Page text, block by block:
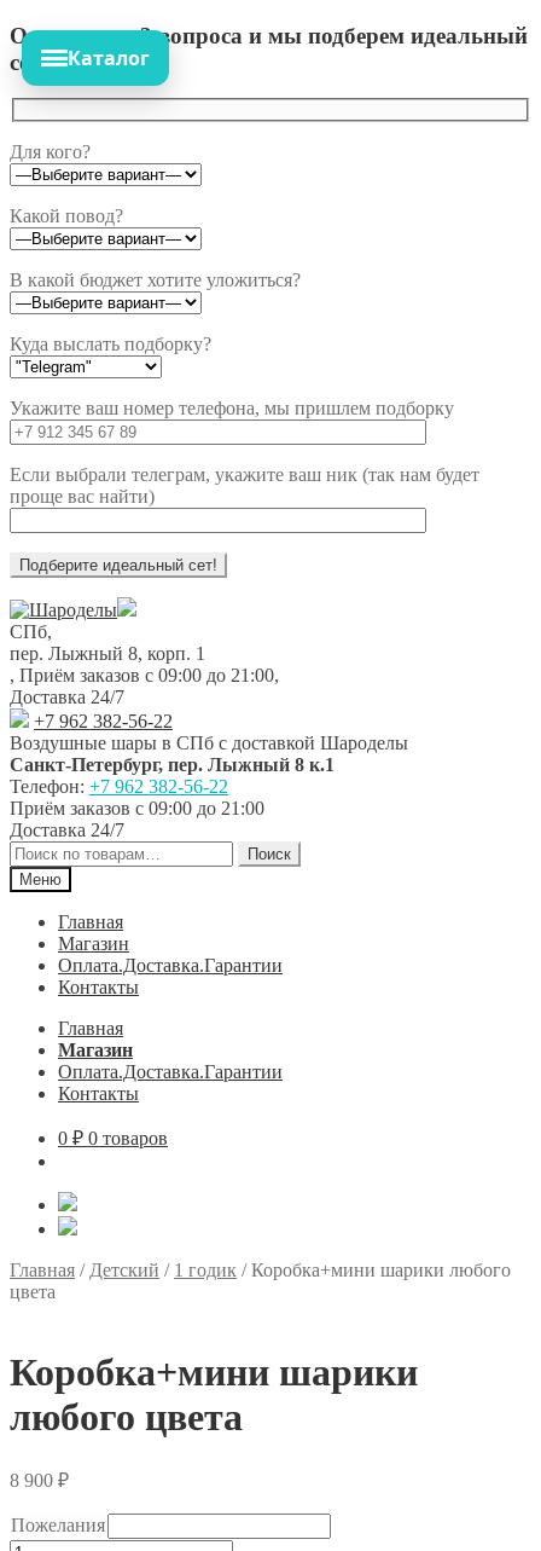
Ответьте на 3 вопроса и мы подберем идеальный
сет!
Для кого?
Какой повод?
В какой бюджет хотите уложиться?
Куда выслать подборку?
Укажите ваш номер телефона, мы пришлем подборку
Если выбрали телеграм, укажите ваш ник (так нам будет
проще вас найти)
Перейти
к
навигации
Перейти
к
содержимому
СПб,
пер. Лыжный 8, корп. 1
, Приём заказов с 09:00 до 21:00,
Доставка 24/7
+7 962 382-56-22
Воздушные шары в СПб с доставкой Шароделы
Санкт-Петербург, пер. Лыжный 8 к.1
Телефон: +7 962 382-56-22
Приём заказов с 09:00 до 21:00
Доставка 24/7
Искать:
Поиск
Меню
Главная
Магазин
Оплата.Доставка.Гарантии
Контакты
Главная
Магазин
Оплата.Доставка.Гарантии
Контакты
0 ₽ 0 товаров
Каталог
Главная / Детский / 1 годик /Коробка+мини шарики любого
цвета
Коробка+мини шарики
любого цвета
8 900 ₽
Пожелания